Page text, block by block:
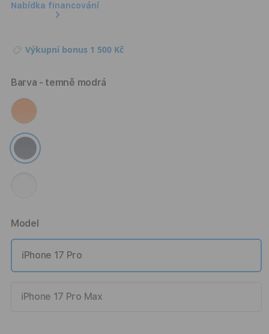
Nabídka financování
Výkupní bonus 1 500 Kč
Barva - temně modrá
Model
iPhone 17 Pro
iPhone 17 Pro Max